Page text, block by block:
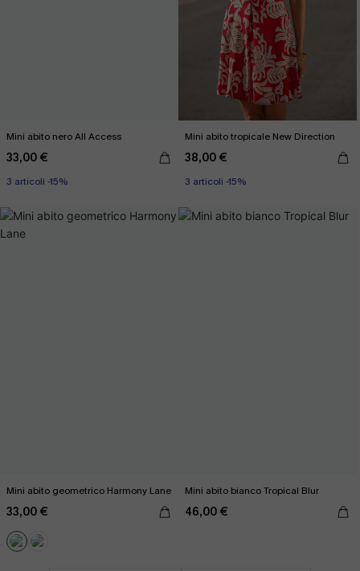
Mini abito nero All Access
33,00 €
3 articoli -15%
Mini abito tropicale New Direction
38,00 €
3 articoli -15%
Mini abito geometrico Harmony Lane
33,00 €
Mini abito bianco Tropical Blur
46,00 €